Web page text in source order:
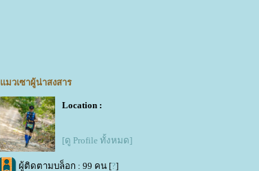
มวเซาผู้น่าสงสาร
Location :
[ดู Profile ทั้งหมด]
ผู้ติดตามบล็อก : 99 คน [?]